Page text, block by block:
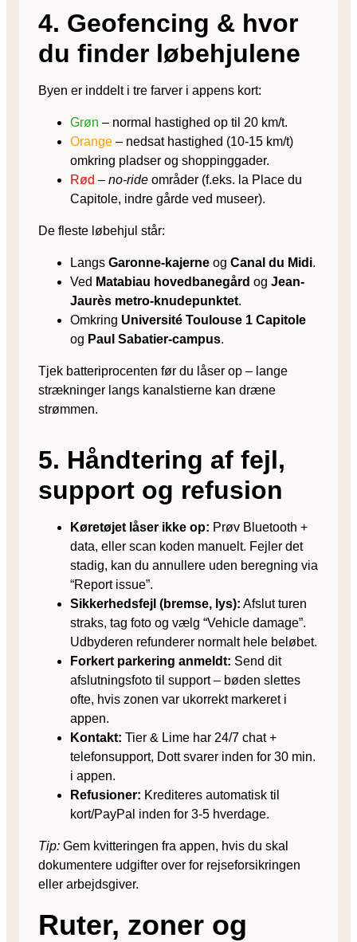
4. Geofencing & hvor
du finder løbehjulene
Byen er inddelt i tre farver i appens kort:
Grøn – normal hastighed op til 20 km/t.
Orange – nedsat hastighed (10-15 km/t)
omkring pladser og shoppinggader.
Rød – no-ride områder (f.eks. la Place du
Capitole, indre gårde ved museer).
De fleste løbehjul står:
Langs Garonne-kajerne og Canal du Midi.
Ved Matabiau hovedbanegård og Jean-
Jaurès metro-knudepunktet.
Omkring Université Toulouse 1 Capitole
og Paul Sabatier-campus.
Tjek batteriprocenten før du låser op – lange
strækninger langs kanalstierne kan dræne
strømmen.
5. Håndtering af fejl,
support og refusion
Køretøjet låser ikke op: Prøv Bluetooth +
data, eller scan koden manuelt. Fejler det
stadig, kan du annullere uden beregning via
“Report issue”.
Sikkerhedsfejl (bremse, lys): Afslut turen
straks, tag foto og vælg “Vehicle damage”.
Udbyderen refunderer normalt hele beløbet.
Forkert parkering anmeldt: Send dit
afslutningsfoto til support – bøden slettes
ofte, hvis zonen var ukorrekt markeret i
appen.
Kontakt: Tier & Lime har 24/7 chat +
telefonsupport, Dott svarer inden for 30 min.
i appen.
Refusioner: Krediteres automatisk til
kort/PayPal inden for 3-5 hverdage.
Tip: Gem kvitteringen fra appen, hvis du skal
dokumentere udgifter over for rejse­forsikringen
eller arbejdsgiver.
Ruter, zoner og